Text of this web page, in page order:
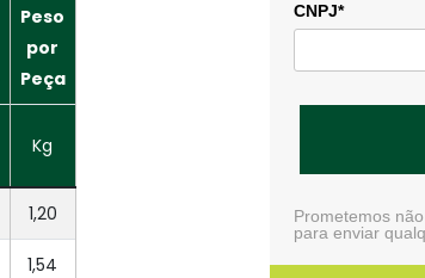
Peso
por
Peça
Kg
1,20
1,54
CNPJ*
Prometemos
para enviar